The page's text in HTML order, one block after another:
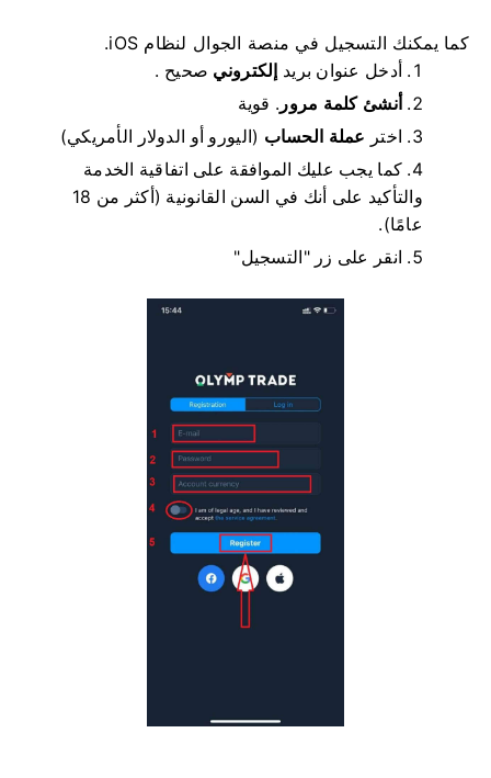
كما يمكنك التسجيل في منصة الجوال لنظام iOS.
أدخل عنوان بريد إلكتروني صحيح .
أنشئ كلمة مرور
قوية .
اختر عملة الحساب (اليورو أو الدولار الأمريكي)
كما يجب عليك الموافقة على اتفاقية الخدمة
والتأكيد على أنك في السن القانونية (أكثر من 18
عامًا).
انقر على زر "التسجيل"